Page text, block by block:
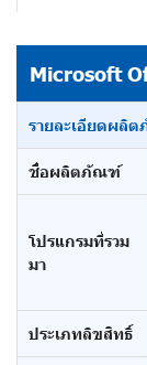
Microsoft
รายละเอียดผลิ
ชื่อผลิตภัณฑ์
โปรแกรมที่รวม
มา
ประเภทลิขสิทธิ์